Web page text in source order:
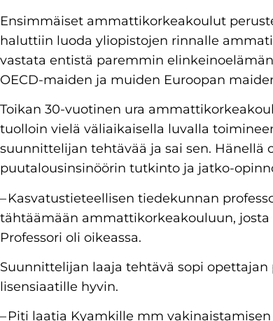
Ensimmäiset ammattikorkeakoulut
haluttiin luoda yliopistojen rinnalle
vastata entistä paremmin
OECD-maiden ja muiden Euroopan
Toikan 30-vuotinen ura
tuolloin vielä väliaikaisella luvalla
suunnittelijan tehtävää ja sai sen. Hänellä
puutalousinsinöörin tutkinto ja jatko-
– Kasvatustieteellisen tiedekunnan
tähtäämään ammattikorkeakouluun,
Professori oli oikeassa.
Suunnittelijan laaja tehtävä sopi
lisensiaatille hyvin.
– Piti laatia Kyamkille mm